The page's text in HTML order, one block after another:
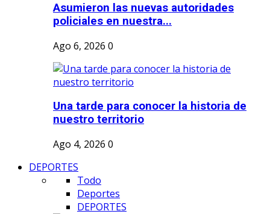
Asumieron las nuevas autoridades
policiales en nuestra...
Ago 6, 2026 0
Una tarde para conocer la historia de
nuestro territorio
Ago 4, 2026 0
DEPORTES
Todo
Deportes
DEPORTES